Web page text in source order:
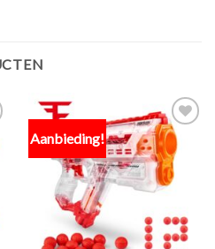
Aanbieding!
Toevoegen
aan
verlanglijst